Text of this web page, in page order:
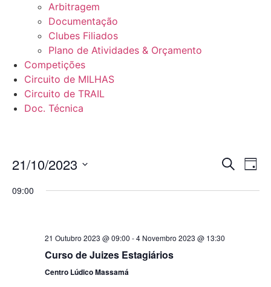
Arbitragem
Documentação
Clubes Filiados
Plano de Atividades & Orçamento
Competições
Circuito de MILHAS
Circuito de TRAIL
Doc. Técnica
Pesquisar
Dia
21/10/2023
data
09:00
21 Outubro 2023 @ 09:00 -4 Novembro 2023 @ 13:30
Curso de Juizes Estagiários
Centro Lúdico Massamá